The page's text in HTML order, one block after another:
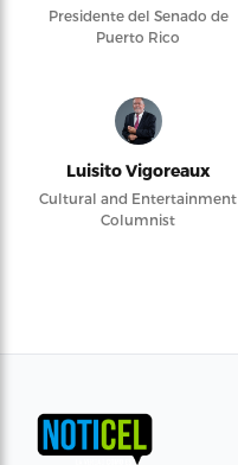
Presidente del Senado de
Puerto Rico
Luisito Vigoreaux
Cultural and Entertainment
Columnist